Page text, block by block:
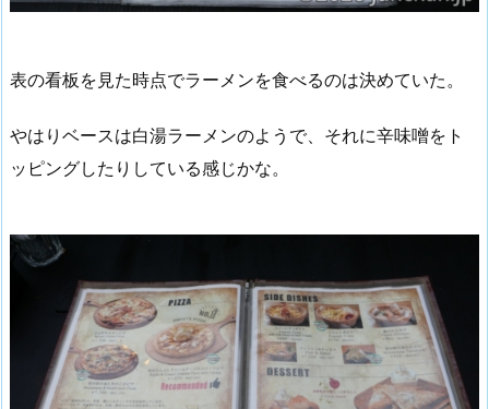
表の看板を見た時点でラーメンを食べるのは決めていた。
やはりベースは白湯ラーメンのようで、それに辛味噌をト
ッピングしたりしている感じかな。